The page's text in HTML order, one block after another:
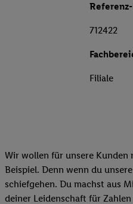
712422
Filiale
Wir wollen für unsere Kunden
Beispiel. Denn wenn du
schiefgehen. Du machst aus
deiner Leidenschaft für